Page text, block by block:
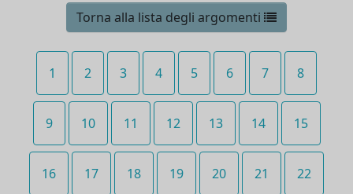
Torna alla lista degli argomenti
1 2 3 4 5 6 7 8
9 10 11 12 13 14 15
16 17 18 19 20 21 22